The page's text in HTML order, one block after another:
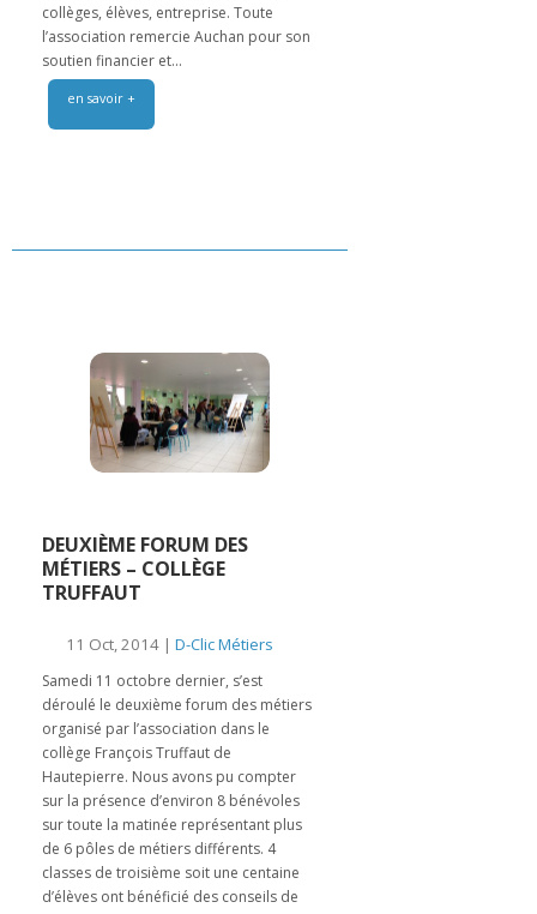
collèges, élèves, entreprise. Toute
l’association remercie Auchan pour son
soutien financier et...
en savoir +
DEUXIÈME FORUM DES
MÉTIERS – COLLÈGE
TRUFFAUT
11 Oct, 2014 | D-Clic Métiers
Samedi 11 octobre dernier, s’est
déroulé le deuxième forum des métiers
organisé par l’association dans le
collège François Truffaut de
Hautepierre. Nous avons pu compter
sur la présence d’environ 8 bénévoles
sur toute la matinée représentant plus
de 6 pôles de métiers différents. 4
classes de troisième soit une centaine
d’élèves ont bénéficié des conseils de